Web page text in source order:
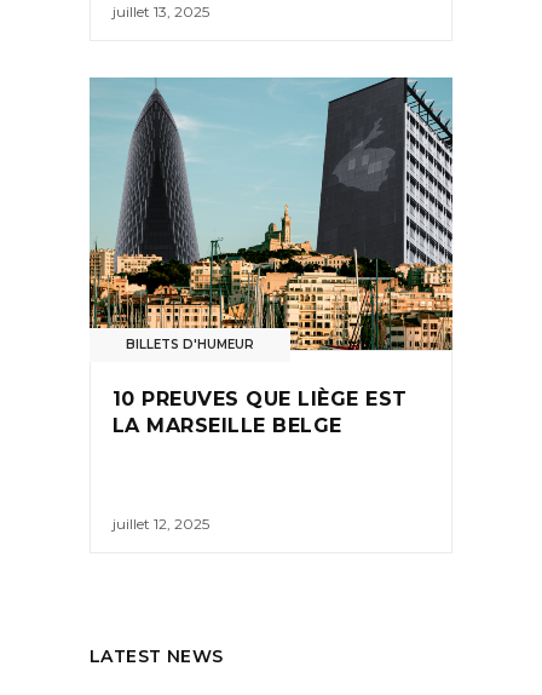
juillet 13, 2025
BILLETS D'HUMEUR
10 PREUVES QUE LIÈGE EST
LA MARSEILLE BELGE
juillet 12, 2025
LATEST NEWS